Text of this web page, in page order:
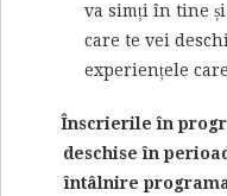
va simți în tine
care te vei
experiențele
Înscrierile în
deschise în
întâlnire